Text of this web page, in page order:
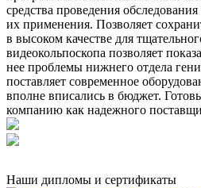
средства проведения
их применения. Позволяет
в высоком качестве для
видеокольпоскопа позволяет
нее проблемы нижнего отдела
поставляет современное
вполне вписались в бюджет.
компанию как надежного
Наши дипломы и сертификаты